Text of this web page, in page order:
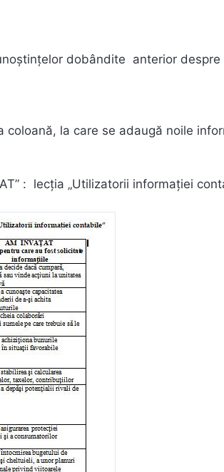
dobândite anterior despre
la care se adaugă noile
: lecţia „Utilizatorii informaţiei